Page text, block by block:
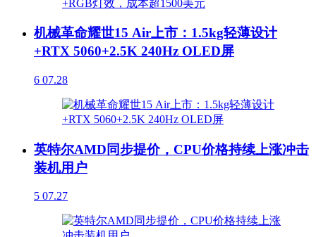
机械革命耀世15 Air上市：1.5kg轻薄设计
+RTX 5060+2.5K 240Hz OLED屏
6 07.28
英特尔AMD同步提价，CPU价格持续上涨冲击
装机用户
5 07.27